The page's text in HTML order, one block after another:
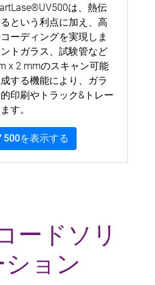
は、熱伝
という利点に加え、高
ーディングを実現しま
トガラス、試験管など
x 2 mmのスキャン可能
する機能により、ガラ
印刷やトラック&トレー
す。
を表示する
ードソリ
ション